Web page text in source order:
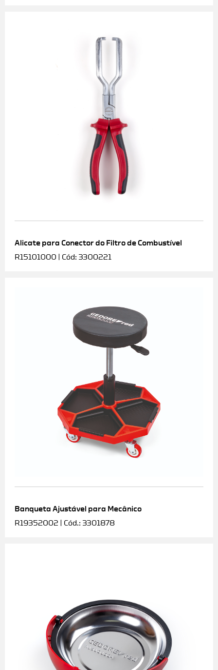
Alicate para Conector do Filtro de Combustível
R15101000 | Cód: 3300221
Banqueta Ajustável para Mecânico
R19352002 | Cód.: 3301878